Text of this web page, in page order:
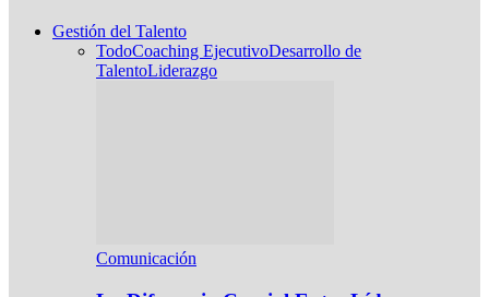
Gestión del Talento
TodoCoaching EjecutivoDesarrollo de
TalentoLiderazgo
Comunicación